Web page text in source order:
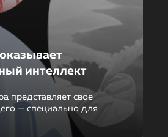
интеллект
представляет свое
— специально для